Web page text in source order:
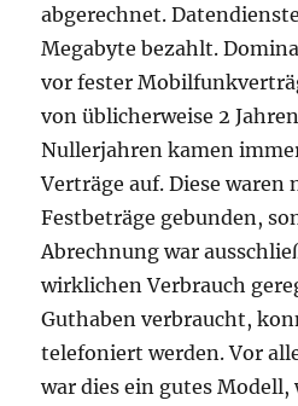
abgerechnet.
Megabyte bezahlt.
vor fester
von üblicherweise 2
Nullerjahren kamen
Verträge auf. Diese
Festbeträge gebunden,
Abrechnung war
wirklichen Verbrauch
Guthaben verbraucht,
telefoniert werden. Vor
war dies ein gutes Modell,